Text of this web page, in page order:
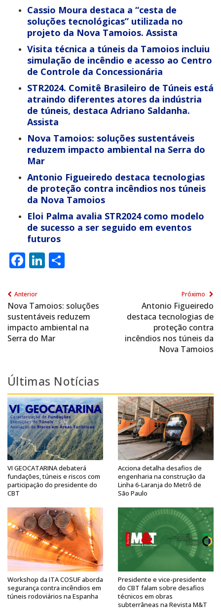
Cassio Moura destaca a “cesta de
soluções tecnológicas” utilizada no
projeto da Nova Tamoios. Assista
Visita técnica a túneis da Tamoios incluiu
simulação de incêndio e acesso ao Centro
de Controle da Concessionária
STR2024. Comitê Brasileiro de Túneis está
atraindo diferentes atores da indústria
de túneis, destaca Adriano Saldanha.
Assista
Nova Tamoios: soluções sustentáveis
reduzem impacto ambiental na Serra do
Mar
Antonio Figueiredo destaca tecnologias
de proteção contra incêndios nos túneis
da Nova Tamoios
Eloi Palma avalia STR2024 como modelo
de sucesso a ser seguido em eventos
futuros
Facebook
LinkedIn
Anterior
Nova Tamoios: soluções
sustentáveis reduzem
impacto ambiental na
Serra do Mar
Próximo
Antonio Figueiredo
destaca tecnologias de
proteção contra
incêndios nos túneis da
Nova Tamoios
Últimas Notícias
VI GEOCATARINA debaterá
fundações, túneis e riscos com
participação do presidente do
CBT
Acciona detalha desafios de
engenharia na construção da
Linha 6-Laranja do Metrô de
São Paulo
Workshop da ITA COSUF aborda
segurança contra incêndios em
túneis rodoviários na Espanha
Presidente e vice-presidente
do CBT falam sobre desafios
técnicos em obras
subterrâneas na Revista M&T